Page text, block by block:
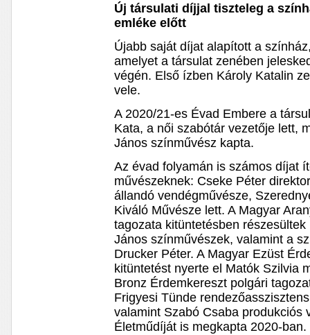
Új társulati díjjal tiszteleg a
emléke előtt
Újabb saját díjat alapított a
amelyet a társulat zenében
végén. Első ízben Károly Katalin
vele.
A 2020/21-es Évad Embere a
Kata, a női szabótár vezetője lett,
János színművész kapta.
Az évad folyamán is számos díjat
művészeknek: Cseke Péter
állandó vendégművésze,
Kiváló Művésze lett. A Magyar
tagozata kitüntetésben
János színművészek, valamint a
Drucker Péter. A Magyar Ezüst
kitüntetést nyerte el Matók Szilvia
Bronz Érdemkereszt polgári
Frigyesi Tünde
valamint Szabó Csaba produkciós
Életműdíját is megkapta 2020-ban.